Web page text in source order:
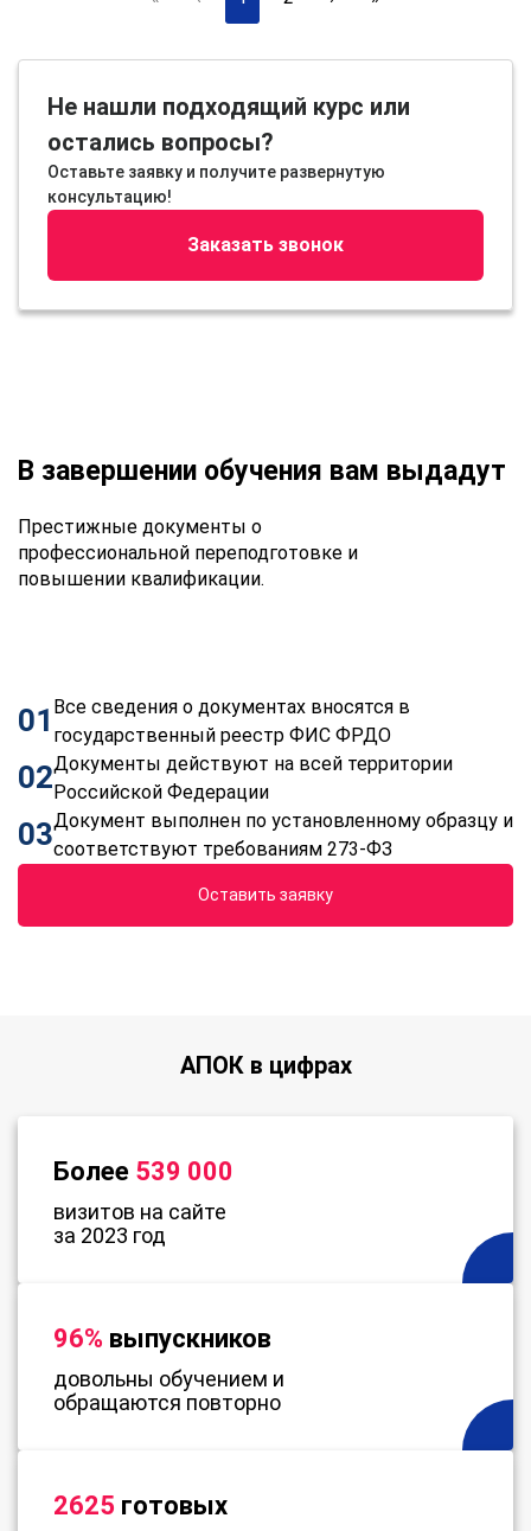
Не нашли подходящий курс или
остались вопросы?
Оставьте заявку и получите развернутую
консультацию!
Заказать звонок
В завершении обучения вам выдадут
Престижные документы о
профессиональной переподготовке и
повышении квалификации.
01 Все сведения о документах вносятся в
государственный реестр ФИС ФРДО
02Документы действуют на всей территории
Российской Федерации
03Документ выполнен по установленному образцу и
соответствуют требованиям 273-ФЗ
Оставить заявку
АПОК в цифрах
Более 539 000
визитов на сайте
за 2023 год
96% выпускников
довольны обучением и
обращаются повторно
2625 готовых